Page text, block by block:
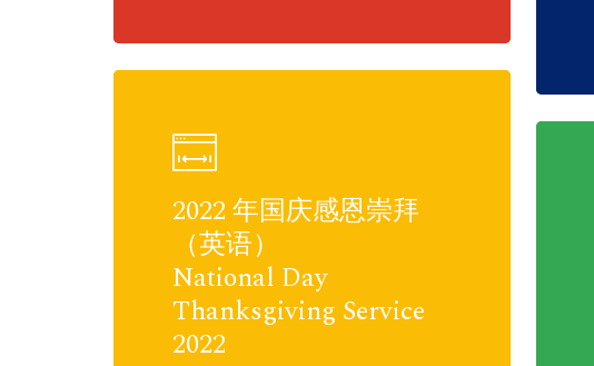
2022 年国庆感恩崇拜
（英语）
National Day
Thanksgiving Service
2022